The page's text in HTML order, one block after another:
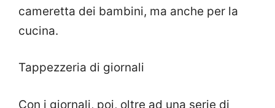
cameretta dei bambini, ma anche per la
cucina.
Tappezzeria di giornali
Con i giornali, poi, oltre ad una serie di